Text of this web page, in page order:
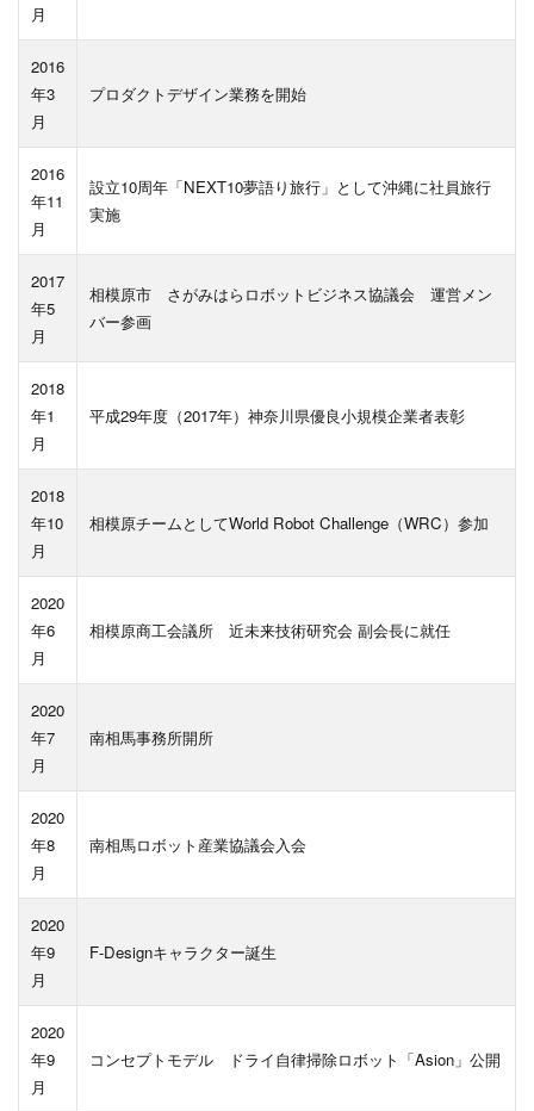
月
2016
年3
月
プロダクトデザイン業務を開始
2016
年11
月
設立10周年「NEXT10夢語り旅行」として沖縄に社員旅行
実施
2017
年5
月
相模原市 さがみはらロボットビジネス協議会 運営メン
バー参画
2018
年1
月
平成29年度（2017年）神奈川県優良小規模企業者表彰
2018
年10
月
相模原チームとしてWorld Robot Challenge（WRC）参加
2020
年6
月
相模原商工会議所 近未来技術研究会 副会長に就任
2020
年7
月
南相馬事務所開所
2020
年8
月
南相馬ロボット産業協議会入会
2020
年9
月
F-Designキャラクター誕生
2020
年9
月
コンセプトモデル ドライ自律掃除ロボット「Asion」公開